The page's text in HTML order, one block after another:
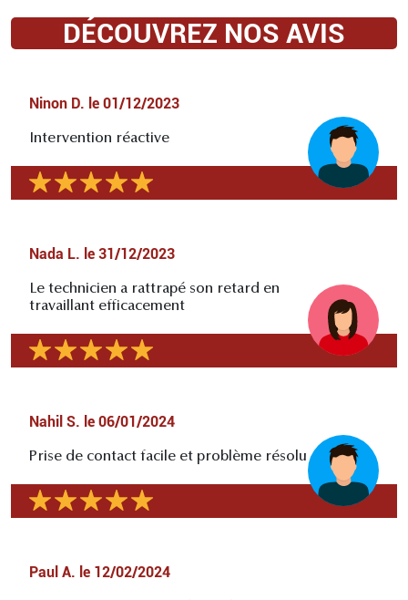
DÉCOUVREZ NOS AVIS
Ninon D. le 01/12/2023
Intervention réactive
Nada L. le 31/12/2023
Le technicien a rattrapé son retard en
travaillant efficacement
Nahil S. le 06/01/2024
Prise de contact facile et problème résolu
Paul A. le 12/02/2024